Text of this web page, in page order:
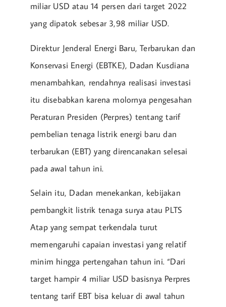
miliar USD atau 14 persen dari target 2022
yang dipatok sebesar 3,98 miliar USD.
Direktur Jenderal Energi Baru, Terbarukan dan
Konservasi Energi (EBTKE), Dadan Kusdiana
menambahkan, rendahnya realisasi investasi
itu disebabkan karena molornya pengesahan
Peraturan Presiden (Perpres) tentang tarif
pembelian tenaga listrik energi baru dan
terbarukan (EBT) yang direncanakan selesai
pada awal tahun ini.
Selain itu, Dadan menekankan, kebijakan
pembangkit listrik tenaga surya atau PLTS
Atap yang sempat terkendala turut
memengaruhi capaian investasi yang relatif
minim hingga pertengahan tahun ini. “Dari
target hampir 4 miliar USD basisnya Perpres
tentang tarif EBT bisa keluar di awal tahun